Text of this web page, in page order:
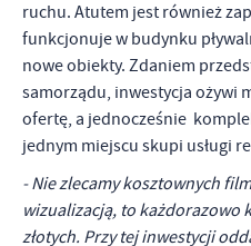
ruchu. Atutem jest również
funkcjonuje w budynku
nowe obiekty. Zdaniem
samorządu, inwestycja ożywi
ofertę, a jednocześnie
jednym miejscu skupi usługi
- Nie zlecamy kosztownych
wizualizacją, to każdorazowo
złotych. Przy tej inwestycji